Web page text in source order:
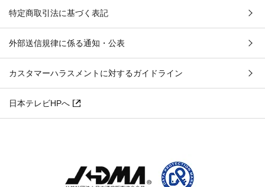
特定商取引法に基づく表記
外部送信規律に係る通知・公表
カスタマーハラスメントに対するガイドライン
日本テレビHPへ